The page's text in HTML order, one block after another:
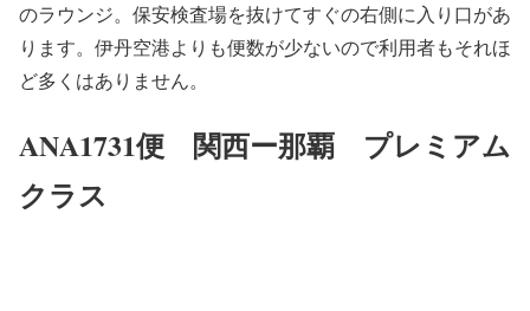
のラウンジ。保安検査場を抜けてすぐの右側に入り口があ
ります。伊丹空港よりも便数が少ないので利用者もそれほ
ど多くはありません。
ANA1731便 関西ー那覇 プレミアム
クラス